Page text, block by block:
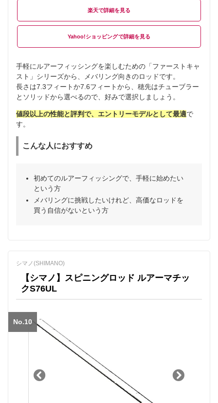
楽天
Yahoo!ショッピング
手軽にルアーフィッシングを楽しむための「ファーストキャ
スト」シリーズから、メバリング向きのロッドです。
長さは7.3フィートか7.6フィートから、穂先はチューブラー
とソリッドから選べるので、好みで選択しましょう。
値段以上の性能と評判で、エントリーモデルとして最適で
す。
こんな人におすすめ
初めてのルアーフィッシングで、手軽に始めたい
という方
メバリングに挑戦したいけれど、高価なロッドを
買う自信がないという方
シマノ(SHIMANO)
【シマノ】スピニングロッド ルアーマチッ
クS76UL
No.10